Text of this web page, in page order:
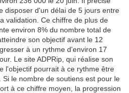
disposer d'un délai de 5 jours entre
validation. Ce chiffre de plus de
environ 8% du nombre total de
son objectif avant le 12
à un rythme d'environ 17
Le site ADPRip, qui réalise son
l'objectif pourrait à ce rythme être
le nombre de soutiens est pour le
à ce chiffre moyen, la progression